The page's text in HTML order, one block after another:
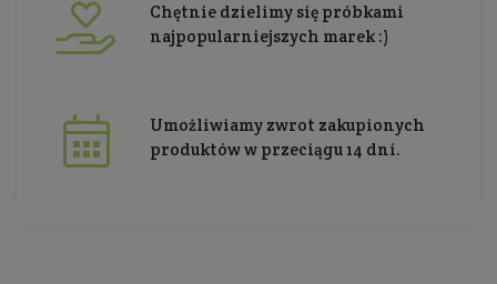
Chętnie dzielimy się próbkami
najpopularniejszych marek :)
Umożliwiamy zwrot zakupionych
produktów w przeciągu 14 dni.